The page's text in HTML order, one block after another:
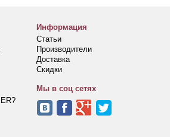
Информация
Статьи
Производители
Доставка
Скидки
Мы в соц сетях